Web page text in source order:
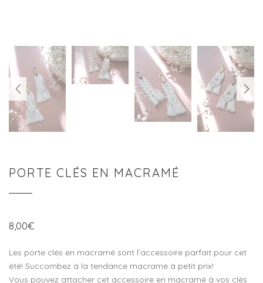
PREVIOUS NEXT
PORTE CLÉS EN MACRAMÉ
8,00€
Les porte clés en macramé sont l’accessoire parfait pour cet
été! Succombez à la tendance macramé à petit prix!
Vous pouvez attacher cet accessoire en macramé à vos clés